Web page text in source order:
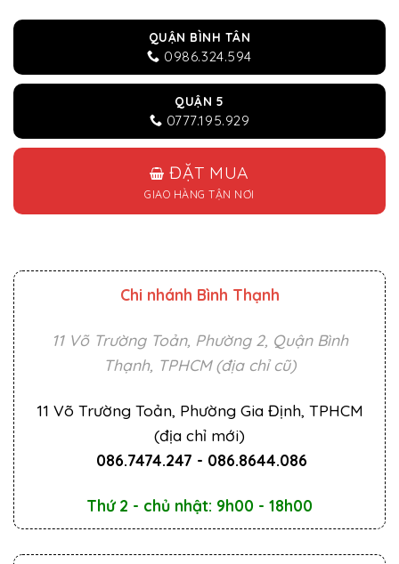
QUẬN BÌNH TÂN
0986.324.594
QUẬN 5
0777.195.929
ĐẶT MUA
GIAO HÀNG TẬN NƠI
Chi nhánh Bình Thạnh
11 Võ Trường Toản, Phường 2, Quận Bình
Thạnh, TPHCM (địa chỉ cũ)
11 Võ Trường Toản, Phường Gia Định, TPHCM
(địa chỉ mới)
086.7474.247 - 086.8644.086
Thứ 2 - chủ nhật: 9h00 - 18h00